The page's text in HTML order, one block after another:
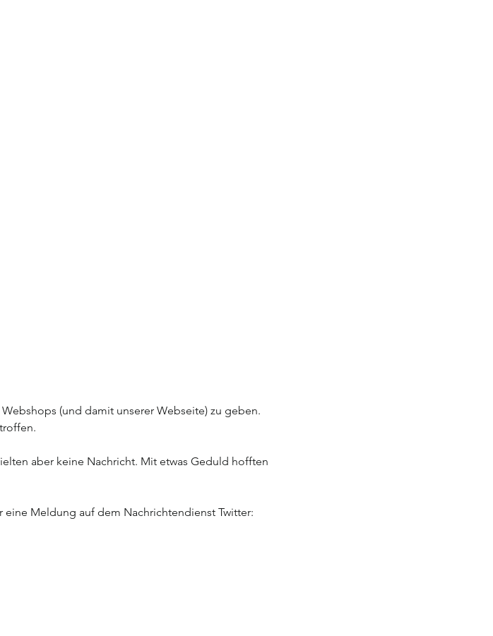
(und damit unserer Webseite) zu geben.
aber keine Nachricht. Mit etwas Geduld hofften
Meldung auf dem Nachrichtendienst Twitter: